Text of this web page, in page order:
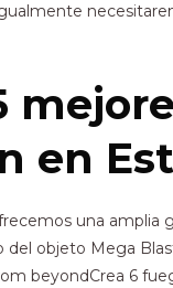
en
una
objeto Mega
beyondCrea 6